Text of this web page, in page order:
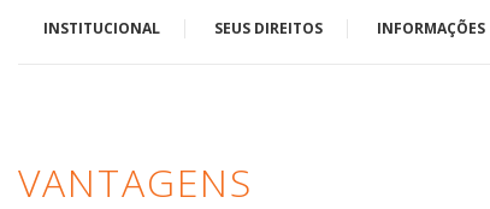
Ofertas
INSTITUCIONAL SEUS DIREITOS INFORMAÇÕES
VANTAGENS